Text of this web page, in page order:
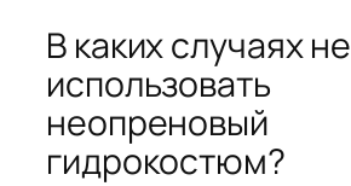
В каких случаях не
использовать
неопреновый
гидрокостюм?